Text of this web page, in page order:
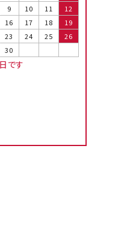
9 10 11
12
16 17 18
19
23 24 25
26
30
です